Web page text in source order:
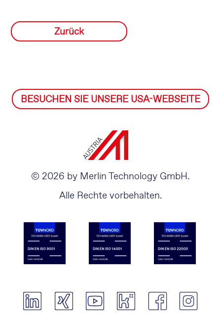
Zurück
BESUCHEN SIE UNSERE USA-WEBSEITE
© 2026 by Merlin Technology GmbH.
Alle Rechte vorbehalten.